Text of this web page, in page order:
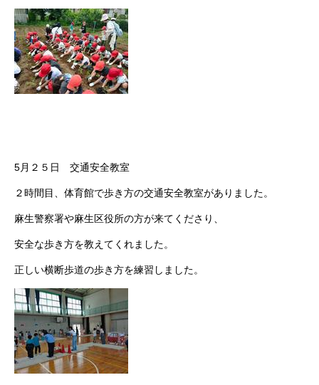
5月２５日 交通安全教室
２時間目、体育館で歩き方の交通安全教室がありました。
麻生警察署や麻生区役所の方が来てくださり、
安全な歩き方を教えてくれました。
正しい横断歩道の歩き方を練習しました。